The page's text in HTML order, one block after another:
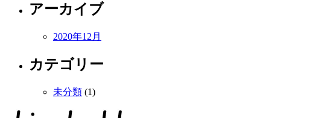
アーカイブ
2020年12月
カテゴリー
未分類 (1)